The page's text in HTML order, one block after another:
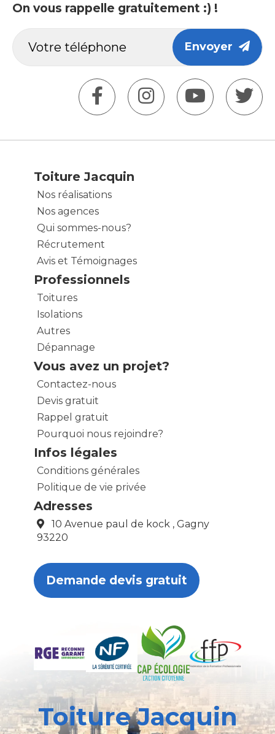
On vous rappelle gratuitement :) !
Envoyer
Toiture Jacquin
Nos réalisations
Nos agences
Qui sommes-nous?
Récrutement
Avis et Témoignages
Professionnels
Toitures
Isolations
Autres
Dépannage
Vous avez un projet?
Contactez-nous
Devis gratuit
Rappel gratuit
Pourquoi nous rejoindre?
Infos légales
Conditions générales
Politique de vie privée
Adresses
10 Avenue paul de kock , Gagny
93220
Demande devis gratuit
Toiture Jacquin